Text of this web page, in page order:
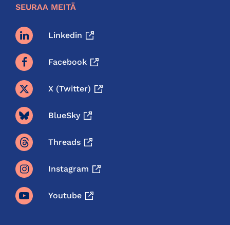
SEURAA MEITÄ
Linkedin
Facebook
X (twitter)
BlueSky
Threads
Instagram
Youtube